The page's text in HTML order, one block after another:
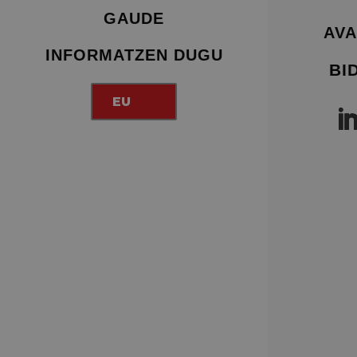
GAUDE
INFORMATZEN DUGU
EU